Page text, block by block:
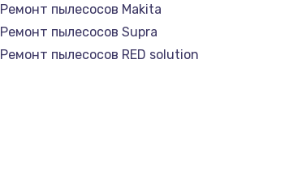
Ремонт пылесосов Makita
Ремонт пылесосов Supra
Ремонт пылесосов RED solution